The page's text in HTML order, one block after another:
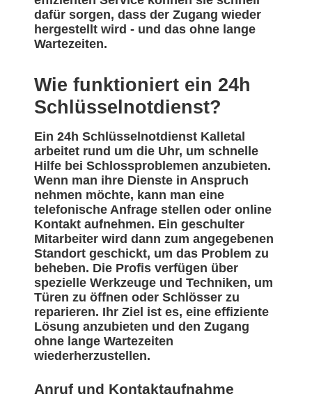
dafür sorgen, dass der Zugang wieder
hergestellt wird - und das ohne lange
Wartezeiten.
Wie funktioniert ein 24h
Schlüsselnotdienst?
Ein 24h Schlüsselnotdienst Kalletal
arbeitet rund um die Uhr, um schnelle
Hilfe bei Schlossproblemen anzubieten.
Wenn man ihre Dienste in Anspruch
nehmen möchte, kann man eine
telefonische Anfrage stellen oder online
Kontakt aufnehmen. Ein geschulter
Mitarbeiter wird dann zum angegebenen
Standort geschickt, um das Problem zu
beheben. Die Profis verfügen über
spezielle Werkzeuge und Techniken, um
Türen zu öffnen oder Schlösser zu
reparieren. Ihr Ziel ist es, eine effiziente
Lösung anzubieten und den Zugang
ohne lange Wartezeiten
wiederherzustellen.
Anruf und Kontaktaufnahme